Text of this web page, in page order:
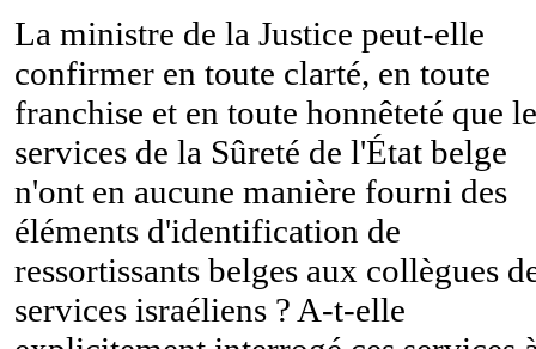
La ministre de la Justice peut-elle
confirmer en toute clarté, en toute
franchise et en toute honnêteté que
services de la Sûreté de l'État belge
n'ont en aucune manière fourni des
éléments d'identification de
ressortissants belges aux collègues
services israéliens ? A-t-elle